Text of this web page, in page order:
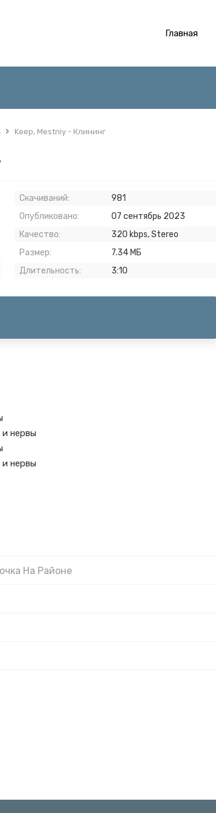
Главная
Keep, Mestniy - Клининг
Скачиваний:
981
Опубликовано:
07 сентябрь 2023
Качество:
320 kbps, Stereo
Размер:
7.34 МБ
Длительность:
3:10
нервы
нервы
На Районе